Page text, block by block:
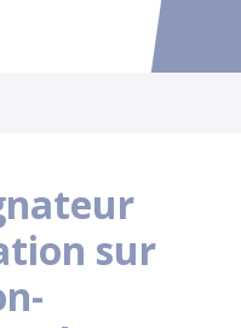
Accéder
sur